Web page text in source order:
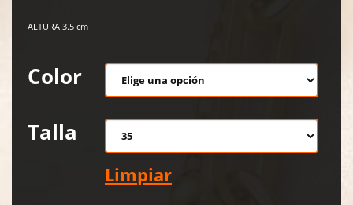
ALTURA 3.5 cm
Color
Talla
Limpiar